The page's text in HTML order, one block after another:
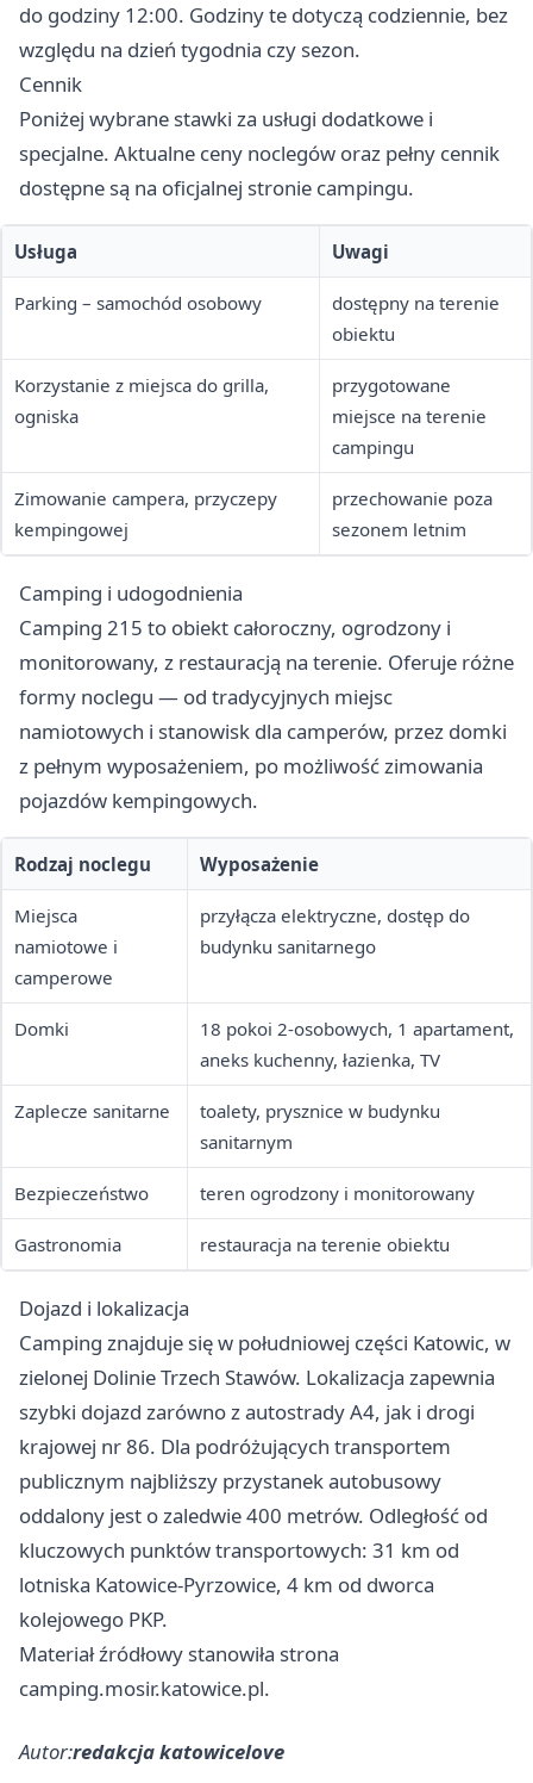
do godziny 12:00. Godziny te dotyczą codziennie, bez
względu na dzień tygodnia czy sezon.
Cennik
Poniżej wybrane stawki za usługi dodatkowe i
specjalne. Aktualne ceny noclegów oraz pełny cennik
dostępne są na oficjalnej stronie campingu.
Usługa Uwagi
Parking – samochód osobowy
dostępny na terenie
obiektu
Korzystanie z miejsca do grilla,
ogniska
przygotowane
miejsce na terenie
campingu
Zimowanie campera, przyczepy
kempingowej
przechowanie poza
sezonem letnim
Camping i udogodnienia
Camping 215 to obiekt całoroczny, ogrodzony i
monitorowany, z restauracją na terenie. Oferuje różne
formy noclegu — od tradycyjnych miejsc
namiotowych i stanowisk dla camperów, przez domki
z pełnym wyposażeniem, po możliwość zimowania
pojazdów kempingowych.
Rodzaj noclegu Wyposażenie
Miejsca
namiotowe i
camperowe
przyłącza elektryczne, dostęp do
budynku sanitarnego
Domki
18 pokoi 2-osobowych, 1 apartament,
aneks kuchenny, łazienka, TV
Zaplecze sanitarne
toalety, prysznice w budynku
sanitarnym
Bezpieczeństwo teren ogrodzony i monitorowany
Gastronomia restauracja na terenie obiektu
Dojazd i lokalizacja
Camping znajduje się w południowej części Katowic, w
zielonej Dolinie Trzech Stawów. Lokalizacja zapewnia
szybki dojazd zarówno z autostrady A4, jak i drogi
krajowej nr 86. Dla podróżujących transportem
publicznym najbliższy przystanek autobusowy
oddalony jest o zaledwie 400 metrów. Odległość od
kluczowych punktów transportowych: 31 km od
lotniska Katowice-Pyrzowice, 4 km od dworca
kolejowego PKP.
Materiał źródłowy stanowiła strona
camping.mosir.katowice.pl.
Autor:redakcja katowicelove